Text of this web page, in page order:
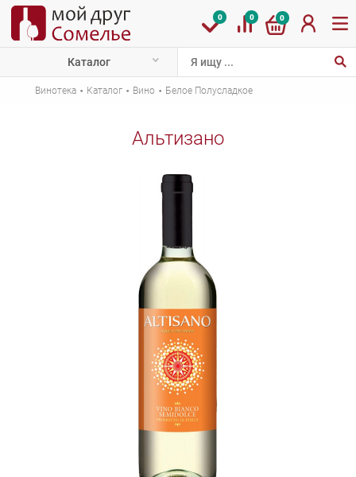
0 0 0
Каталог
Винотека · Каталог · Вино · Белое Полусладкое
Альтизано